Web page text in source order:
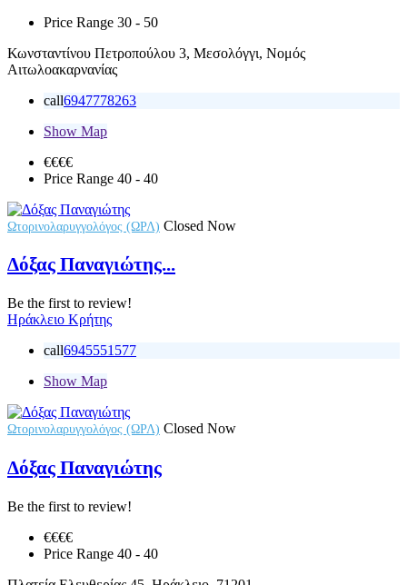
Price Range 30 - 50
Κωνσταντίνου Πετροπούλου 3, Μεσολόγγι, Νομός
Αιτωλοακαρνανίας
call6947778263
Show Map
€€€€
Price Range 40 - 40
Ωτορινολαρυγγολόγος (ΩΡΛ) Closed Now
Δόξας Παναγιώτης...
Be the first to review!
Ηράκλειο Κρήτης
call6945551577
Show Map
Ωτορινολαρυγγολόγος (ΩΡΛ) Closed Now
Δόξας Παναγιώτης
Be the first to review!
€€€€
Price Range 40 - 40